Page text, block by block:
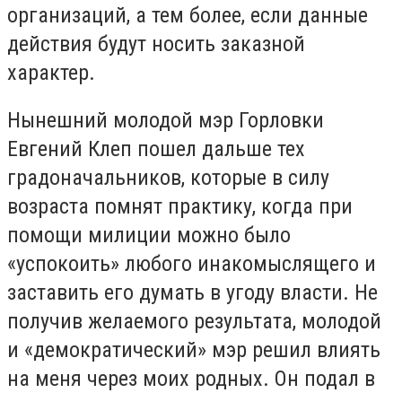
организаций, а тем более, если данные
действия будут носить заказной
характер.
Нынешний молодой мэр Горловки
Евгений Клеп пошел дальше тех
градоначальников, которые в силу
возраста помнят практику, когда при
помощи милиции можно было
«успокоить» любого инакомыслящего и
заставить его думать в угоду власти. Не
получив желаемого результата, молодой
и «демократический» мэр решил влиять
на меня через моих родных. Он подал в